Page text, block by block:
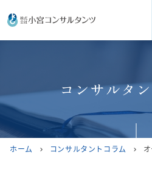
コンサルタ
ホーム chevron_right コンサルタントコラム chevron_right